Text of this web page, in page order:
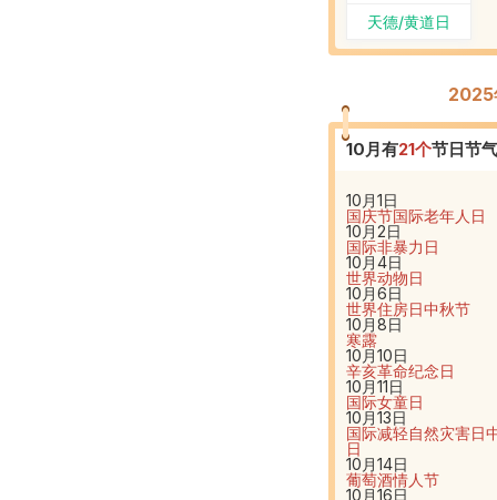
天德/黄道日
2025
10月有21个节日节气
10月1日
国庆节国际老年人日
10月2日
国际非暴力日
10月4日
世界动物日
10月6日
世界住房日中秋节
10月8日
寒露
10月10日
辛亥革命纪念日
10月11日
国际女童日
10月13日
国际减轻自然灾害日
日
10月14日
葡萄酒情人节
10月16日